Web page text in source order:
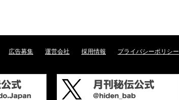
広告募集 運営会社 採用情報 プライバシーポリシー